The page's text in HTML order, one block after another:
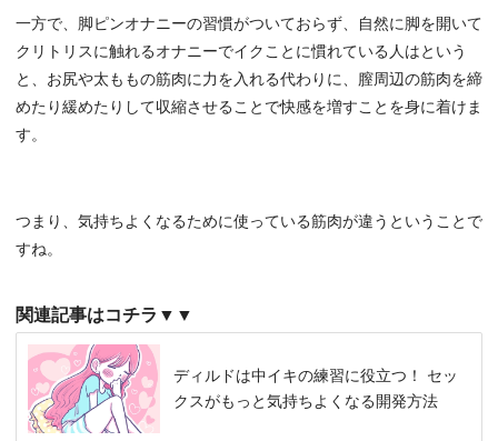
一方で、脚ピンオナニーの習慣がついておらず、自然に脚を開いて
クリトリスに触れるオナニーでイクことに慣れている人はという
と、お尻や太ももの筋肉に力を入れる代わりに、膣周辺の筋肉を締
めたり緩めたりして収縮させることで快感を増すことを身に着けま
す。
つまり、気持ちよくなるために使っている筋肉が違うということで
すね。
関連記事はコチラ▼▼
ディルドは中イキの練習に役立つ！ セッ
クスがもっと気持ちよくなる開発方法